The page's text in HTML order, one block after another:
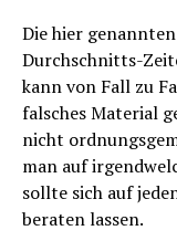
Die hier
Durchschnitts-
kann von Fall zu
falsches Material
nicht
man auf
sollte sich auf
beraten lassen.